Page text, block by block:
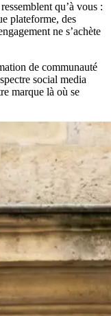
qu’à vous :
plateforme, des
ne s’achète
de communauté
social media
marque là où se